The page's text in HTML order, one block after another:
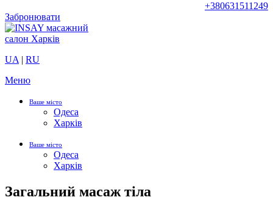
+380631511249
Забронювати
UA | RU
Меню
Ваше місто
Одеса
Харків
Ваше місто
Одеса
Харків
Загальний масаж тіла